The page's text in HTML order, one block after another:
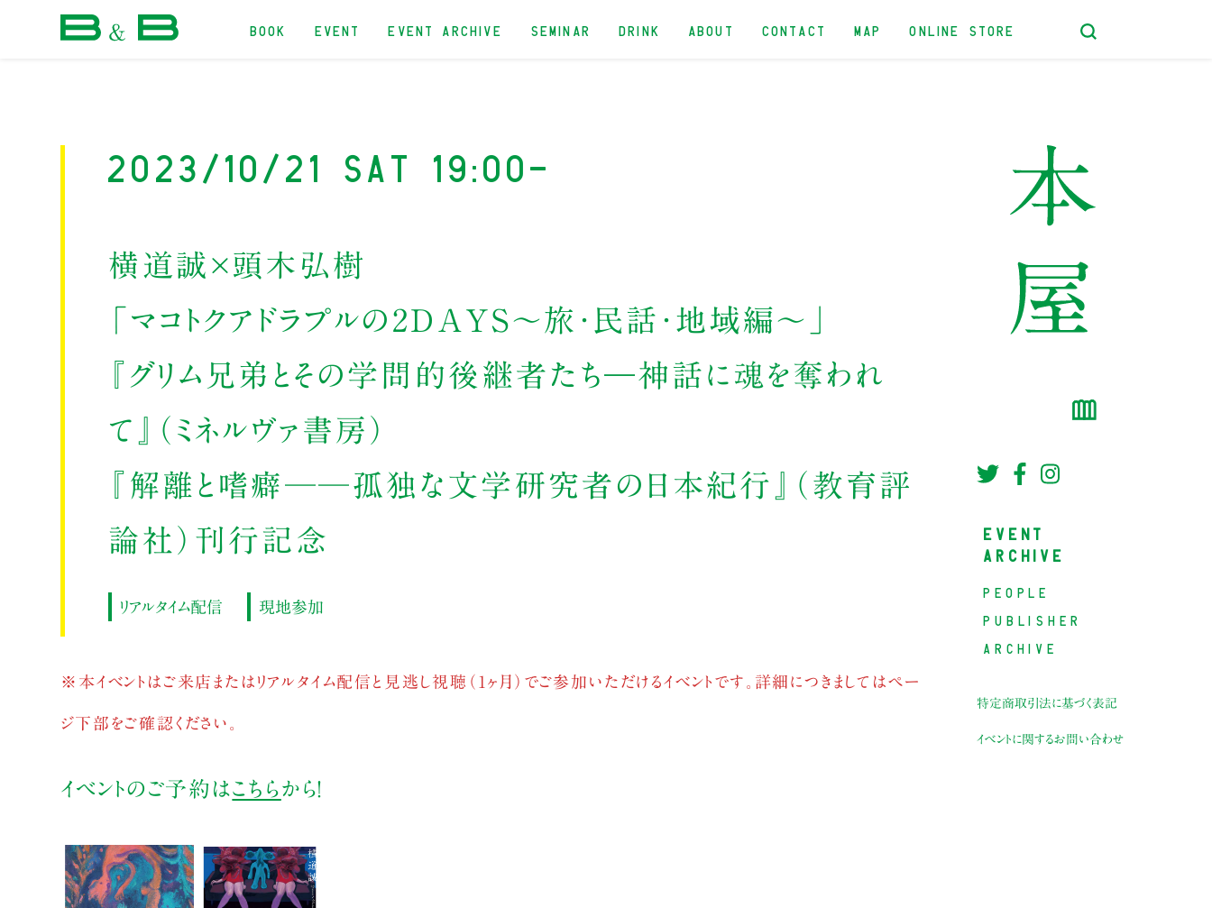
BOOK EVENT EVENT ARCHIVE SEMINAR DRINK ABOUT CONTACT MAP ONLINE STORE
2023/10/21 Sat 19:00-
横道誠×頭木弘樹
「マコトクアドラプルの2DAYS〜旅・民話・地域編〜」
『グリム兄弟とその学問的後継者たち―神話に魂を奪われ
て』（ミネルヴァ書房）
『解離と嗜癖──孤独な文学研究者の日本紀行』（教育評
論社）刊行記念
リアルタイム配信 現地参加
※本イベントはご来店またはリアルタイム配信と見逃し視聴（1ヶ月）でご参加いただけるイベントです。詳細につきましてはペー
ジ下部をご確認ください。
イベントのご予約はこちらから！
EVENT
ARCHIVE
PEOPLE
PUBLISHER
ARCHIVE
特定商取引法に基づく表記
イベントに関するお問い合わせ